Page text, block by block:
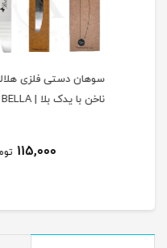
سوهان دستی فلزی هلالی
ناخن با یدک بلا | BELLA
115,000 تومان